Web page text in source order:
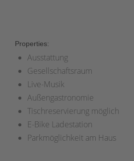
Properties:
Ausstattung
Gesellschaftsraum
Live-Musik
Außengastronomie
Tischreservierung möglich
E-Bike Ladestation
Parkmöglichkeit am Haus